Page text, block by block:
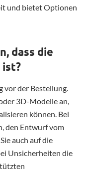
und bietet Optionen
dass die
vor der Bestellung.
3D-Modelle an,
können. Bei
den Entwurf vom
auch auf die
Unsicherheiten die